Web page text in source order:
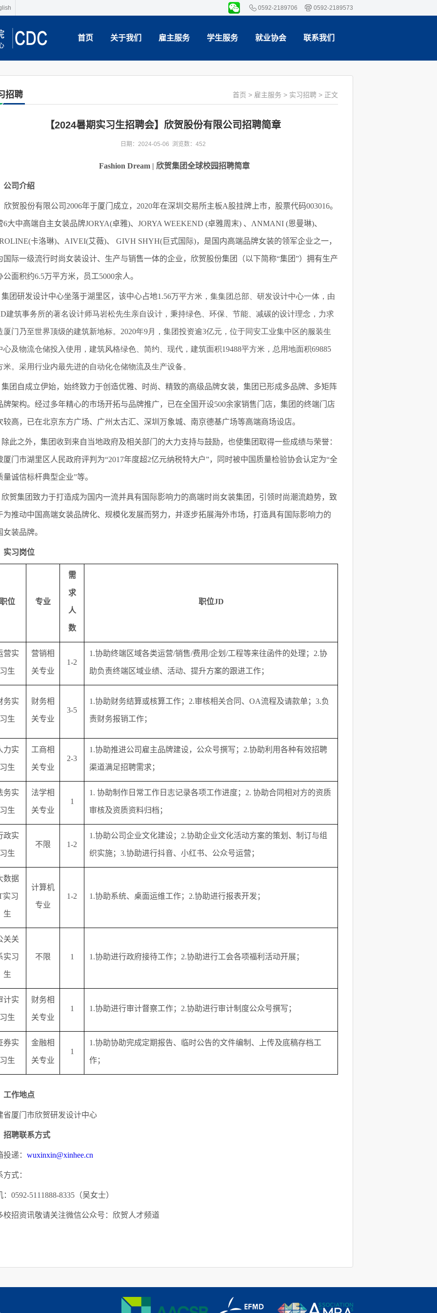
0592-2189706 0592-2189573
首页 关于我们 雇主服务 学生服务 就业协会 联系我们
招聘 首页 > 雇主服务 > 实习招聘 > 正文
【2024暑期实习生招聘会】欣贺股份有限公司招聘简章
日期：2024-05-06 浏览数： 452
Fashion Dream | 欣贺集团全球校园招聘简章
公司介绍
欣贺股份有限公司2006年于厦门成立，2020年在深圳交易所主板A股挂牌上市，股票代码003016。
6大中高端自主女装品牌JORYA(卓雅)、JORYA WEEKEND (卓雅周末) 、ΛNMANI (恩曼琳)、
卡洛琳)、AIVEI(艾薇)、 GIVH SHYH(巨式国际)，是国内高端品牌女装的领军企业之一，
国际一级流行时尚女装设计、生产与销售一体的企业，欣贺股份集团（以下简称“集团”）拥有生产
公面积约6.5万平方米，员工5000余人。
集团研发设计中心坐落于湖里区，该中心占地1.56万平方米，集集团总部、研发设计中心一体，由
建筑事务所的著名设计师马岩松先生亲自设计，秉持绿色、环保、节能、减碳的设计理念，力求
厦门乃至世界顶级的建筑新地标。2020年9月，集团投资逾3亿元，位于同安工业集中区的服装生
心及物流仓储投入使用，建筑风格绿色、简约、现代，建筑面积19488平方米，总用地面积69885
米。采用行业内最先进的自动化仓储物流及生产设备。
集团自成立伊始，始终致力于创造优雅、时尚、精致的高级品牌女装，集团已形成多品牌、多矩阵
牌架构。 经过多年精心的市场开拓与品牌推广，已在全国开设500余家销售门店，集团的终端门店
较高，已在北京东方广场、广州太古汇、深圳万象城、南京德基广场等高端商场设店。
除此之外，集团收到来自当地政府及相关部门的大力支持与鼓励，也使集团取得一些成绩与荣誉：
厦门市湖里区人民政府评判为“2017年度超2亿元纳税特大户”，同时被中国质量检验协会认定为“全
量诚信标杆典型企业”等。
欣贺集团致力于打造成为国内一流并具有国际影响力的高端时尚女装集团，引领时尚潮流趋势，致
为推动中国高端女装品牌化、规模化发展而努力，并逐步拓展海外市场，打造具有国际影响力的
女装品牌。
实习岗位
职位 专业
需
求
人
数
职位JD
营实
习生
营销相
关专业
1-2
1.协助终端区域各类运营/销售/费用/企划/工程等来往函件的处理；2.协
助负责终端区域业绩、活动、提升方案的跟进工作；
务实
习生
财务相
关专业
3-5
1.协助财务结算或核算工作；2.审核相关合同、OA流程及请款单；3.负
责财务报销工作；
力实
习生
工商相
关专业
2-3
1.协助推进公司雇主品牌建设，公众号撰写；2.协助利用各种有效招聘
渠道满足招聘需求；
务实
习生
法学相
关专业
1
1. 协助制作日常工作日志记录各项工作进度；2. 协助合同相对方的资质
审核及资质资料归档；
政实
习生
不限 1-2
1.协助公司企业文化建设；2.协助企业文化活动方案的策划、制订与组
织实施；3.协助进行抖音、小红书、公众号运营；
数据
实习
生
计算机
专业
1-2 1.协助系统、桌面运维工作；2.协助进行报表开发；
关关
实习
生
不限 1 1.协助进行政府接待工作；2.协助进行工会各项福利活动开展；
计实
习生
财务相
关专业
1 1.协助进行审计督察工作；2.协助进行审计制度公众号撰写；
券实
习生
金融相
关专业
1
1.协助协助完成定期报告、临时公告的文件编制、上传及底稿存档工
作；
工作地点
省厦门市欣贺研发设计中心
招聘联系方式
投递： wuxinxin@xinhee.cn
方式：
：0592-5111888-8335（吴女士）
校招资讯敬请关注微信公众号：欣贺人才频道